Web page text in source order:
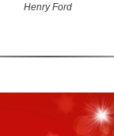
Henry Ford